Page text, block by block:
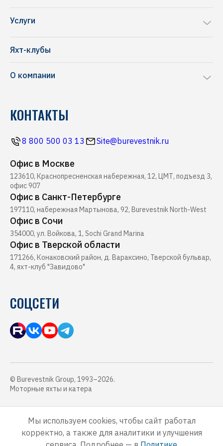
© Burevestnik Group, 1993–2026.
Моторные яхты и катера
Frauscher
Ferretti
Все бренды
Услуги
Комиссионная продажа
Строительство марин
Журнал Yachting
Хелипорт Буревестник
Seabob
Яхт-клубы
О компании
Новости
КОНТАКТЫ
8 800 500 03 13 Site@burevestnik.ru
Офис в Москве
123610, Краснопресненская набережная, 12, ЦМТ, подъезд 3,
офис 907
Офис в Санкт-Петербурге
197110, набережная Мартынова, 92, Burevestnik North-West
Офис в Сочи
354000, ул. Войкова, 1, Sochi Grand Marina
Офис в Тверской области
171266, Конаковский район, д. Вараксино, Тверской бульвар,
4, яхт-клуб "Завидово"
СОЦСЕТИ
Обращаем Ваше внимание, что данный интернет-сайт, а также вся
информация о товарах, услугах и ценах, предоставленная на нём,
носит исключительно информационный характер и ни при каких
условиях не является публичной офертой, определяемой
положениями Статьи 437 Гражданского кодекса Российской
Мы используем cookies, чтобы сайт работал
корректно, а также для аналитики и улучшения